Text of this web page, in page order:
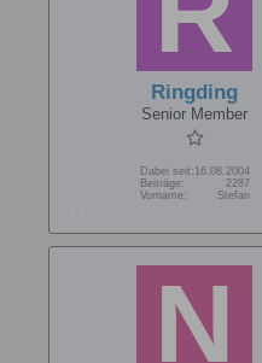
Ringding
Senior Member
Dabei seit: 16.08.2004
Beiträge:
2287
Vorname:
Stefan